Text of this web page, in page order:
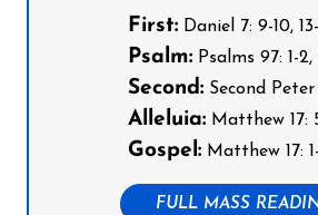
First:Daniel 7: 9-10, 13-
Psalm:Psalms 97: 1-2,
Second:Second Peter
Alleluia:Matthew 17:
Gospel:Matthew 17:
FULL MASS